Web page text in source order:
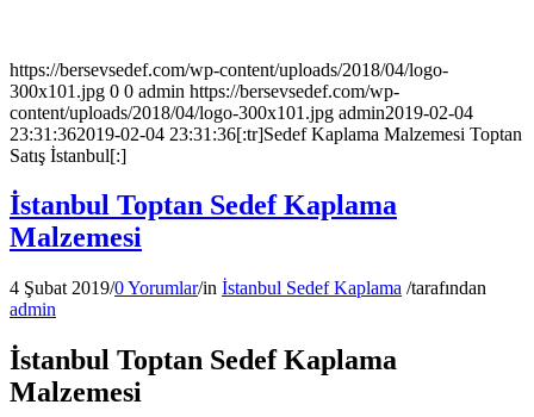
https://bersevsedef.com/wp-content/uploads/2018/04/logo-
300x101.jpg 0 0 admin https://bersevsedef.com/wp-
content/uploads/2018/04/logo-300x101.jpg admin2019-02-04
23:31:362019-02-04 23:31:36[:tr]Sedef Kaplama Malzemesi Toptan
Satış İstanbul[:]
İstanbul Toptan Sedef Kaplama
Malzemesi
4 Şubat 2019/0 Yorumlar/in İstanbul Sedef Kaplama /tarafından
admin
İstanbul Toptan Sedef Kaplama
Malzemesi